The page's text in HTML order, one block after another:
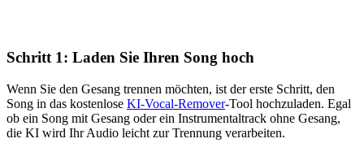
Schritt 1: Laden Sie Ihren Song hoch
Wenn Sie den Gesang trennen möchten, ist der erste Schritt, den
Song in das kostenlose KI-Vocal-Remover-Tool hochzuladen. Egal
ob ein Song mit Gesang oder ein Instrumentaltrack ohne Gesang,
die KI wird Ihr Audio leicht zur Trennung verarbeiten.